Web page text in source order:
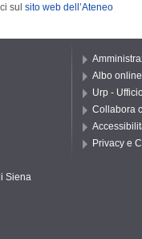
sul sito web dell’Ateneo
Siena
Albo online
Urp -
Collabora
Privacy e